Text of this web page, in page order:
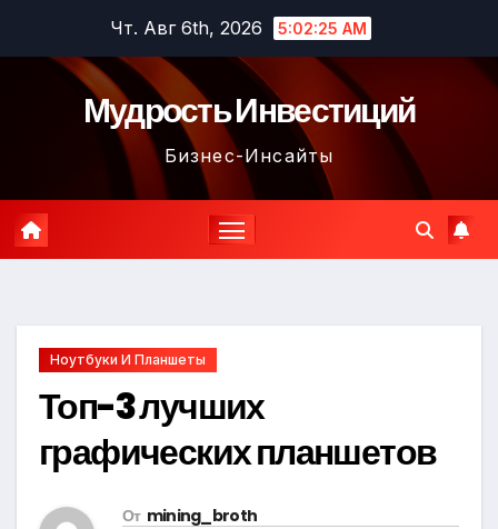
содержимому
Чт. Авг 6th, 2026 5:02:26 AM
Мудрость Инвестиций
Бизнес-Инсайты
Ноутбуки И Планшеты
Топ-3 лучших
графических планшетов
От mining_broth